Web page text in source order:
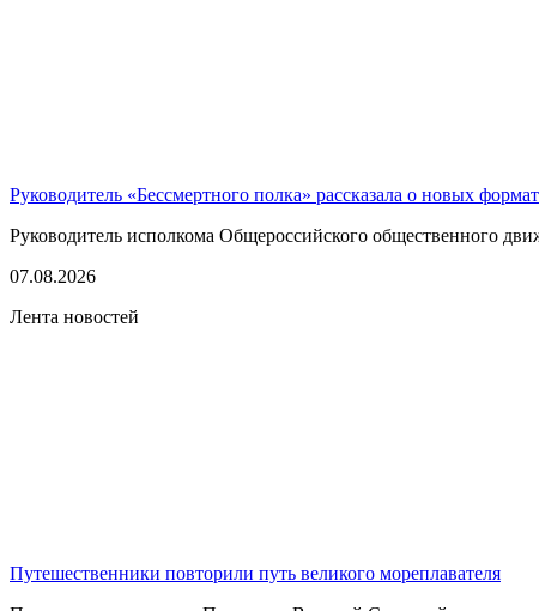
Руководитель «Бессмертного полка» рассказала о новых
Руководитель исполкома Общероссийского общественного
07.08.2026
Лента новостей
Путешественники повторили путь великого мореплавателя